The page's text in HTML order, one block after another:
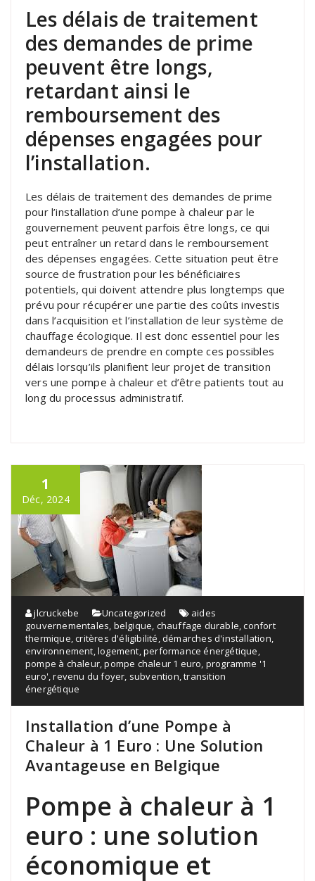
Les délais de traitement
des demandes de prime
peuvent être longs,
retardant ainsi le
remboursement des
dépenses engagées pour
l’installation.
Les délais de traitement des demandes de prime
pour l’installation d’une pompe à chaleur par le
gouvernement peuvent parfois être longs, ce qui
peut entraîner un retard dans le remboursement
des dépenses engagées. Cette situation peut être
source de frustration pour les bénéficiaires
potentiels, qui doivent attendre plus longtemps que
prévu pour récupérer une partie des coûts investis
dans l’acquisition et l’installation de leur système de
chauffage écologique. Il est donc essentiel pour les
demandeurs de prendre en compte ces possibles
délais lorsqu’ils planifient leur projet de transition
vers une pompe à chaleur et d’être patients tout au
long du processus administratif.
1
Déc, 2024
jlcruckebe Uncategorized
aides
gouvernementales belgique chauffage durable ,confort
thermique ,critères d'éligibilité ,démarches d'installation
environnement ,logement ,performance énergétique
pompe à chaleur ,pompe chaleur 1 euro programme '1
euro' ,revenu du foyer subvention ,transition
énergétique
Installation d’une Pompe à
Chaleur à 1 Euro : Une Solution
Avantageuse en Belgique
Pompe à chaleur à 1
euro : une solution
économique et